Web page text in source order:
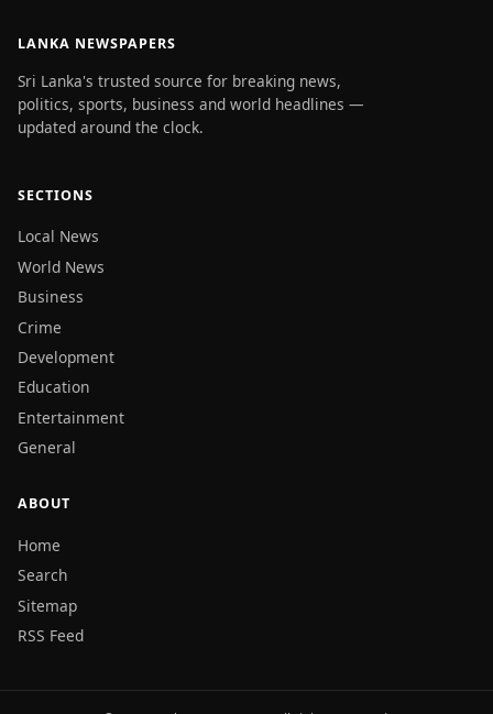
LANKA NEWSPAPERS
Sri Lanka's trusted source for breaking news,
politics, sports, business and world headlines —
updated around the clock.
SECTIONS
Local News
World News
Business
Crime
Development
Education
Entertainment
General
ABOUT
Home
Search
Sitemap
RSS Feed